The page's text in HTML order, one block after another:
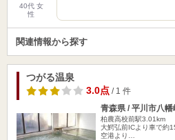
40代 女
性
関連情報から探す
つがる温泉
3.0点/ 1 件
青森県 / 平川市八幡
柏農高校前駅3.01km
大鰐弘前ICより車で約
空港より…